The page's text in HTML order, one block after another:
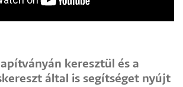
keresztül és a
által is segítséget nyújt